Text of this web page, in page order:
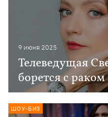
9 июня 2025
Телеведущая
борется с раком
ШОУ-БИЗ